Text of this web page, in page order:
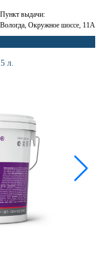
Пункт выдачи:
Вологда, Окружное шоссе, 11А
л.